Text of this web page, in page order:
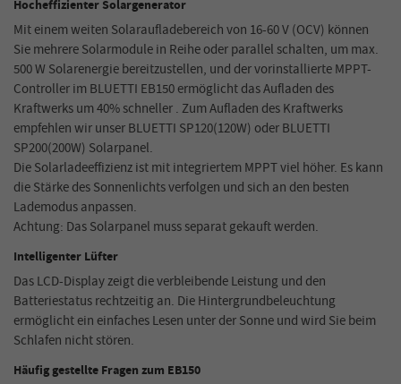
Hocheffizienter Solargenerator
Mit einem weiten Solaraufladebereich von 16-60 V (OCV) können
Sie mehrere Solarmodule in Reihe oder parallel schalten, um max.
500 W Solarenergie bereitzustellen, und der vorinstallierte MPPT-
Controller im BLUETTI EB150 ermöglicht das Aufladen des
Kraftwerks um 40% schneller . Zum Aufladen des Kraftwerks
empfehlen wir unser BLUETTI SP120(120W) oder BLUETTI
SP200(200W) Solarpanel.
Die Solarladeeffizienz ist mit integriertem MPPT viel höher. Es kann
die Stärke des Sonnenlichts verfolgen und sich an den besten
Lademodus anpassen.
Achtung: Das Solarpanel muss separat gekauft werden.
Intelligenter Lüfter
Das LCD-Display zeigt die verbleibende Leistung und den
Batteriestatus rechtzeitig an. Die Hintergrundbeleuchtung
ermöglicht ein einfaches Lesen unter der Sonne und wird Sie beim
Schlafen nicht stören.
Häufig gestellte Fragen zum EB150